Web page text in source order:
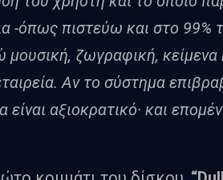
-όπως πιστεύω και στο
ζωγραφική,
Αν το σύστημα
είναι αξιοκρατικό· και